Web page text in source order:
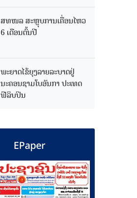
ສທໜລ ສະຫຼຸບການເຄື່ອນໄຫວ
6 ເດືອນຕົ້ນປີ
ພະຍາດໄຂ້ຍຸງລາຍລະບາດຢູ່
ນະຄອນຊາມໂບ​ອັນກາ ປະເທດ
ຟີລິບປິນ
EPaper